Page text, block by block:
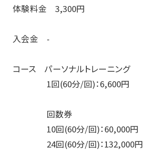
体験料金 3,300円
入会金 -
コース パーソナルトレーニング
1回(60分/回)：6,600円
回数券
10回(60分/回)：60,000円
24回(60分/回)：132,000円